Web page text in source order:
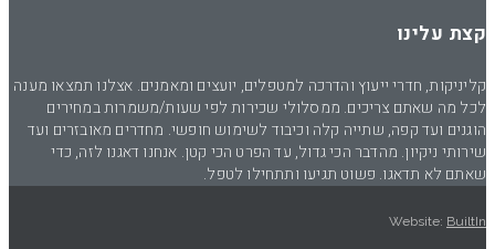
קצת עלינו
קליניקות, חדרי ייעוץ והדרכה למטפלים, יועצים ומאמנים. אצלנו תמצאו מענה
לכל מה שאתם צריכים. ממסלולי שכירות לפי שעות/משמרות במחירים
הוגנים ועד קפה, שתייה קלה וכיבוד לשימוש חופשי. מחדרים מאובזרים ועד
שירותי ניקיון. מהדבר הכי גדול, עד הפרט הכי קטן. אנחנו דאגנו לזה, כדי
שאתם לא תדאגו. פשוט תגיעו ותתחילו לטפל.
Website: BuiltIn